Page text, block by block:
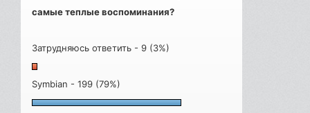
самые теплые воспоминания?
Затрудняюсь ответить - 9 (3%)
Symbian - 199 (79%)